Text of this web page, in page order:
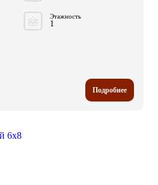
Этажность
1
Подробнее